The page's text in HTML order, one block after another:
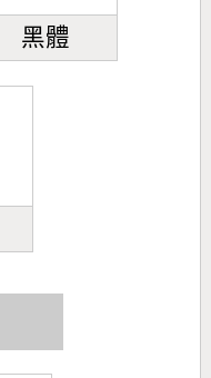
黑體